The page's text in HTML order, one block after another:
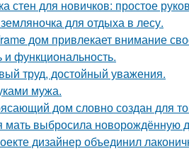
стен для новичков: простое
для отдыха в лесу.
дом привлекает внимание
и функциональность.
труд, достойный уважения.
мужа.
дом словно создан для
мать выбросила новорождённую
дизайнер объединил